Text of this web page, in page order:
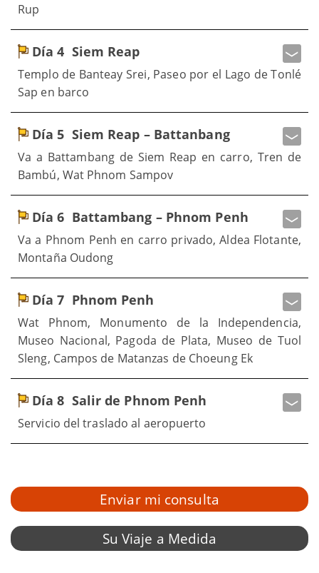
Rup
Día 4 Siem Reap
Templo de Banteay Srei, Paseo por el Lago de Tonlé
Sap en barco
Día 5 Siem Reap – Battanbang
Va a Battambang de Siem Reap en carro, Tren de
Bambú, Wat Phnom Sampov
Día 6 Battambang – Phnom Penh
Va a Phnom Penh en carro privado, Aldea Flotante,
Montaña Oudong
Día 7 Phnom Penh
Wat Phnom, Monumento de la Independencia,
Museo Nacional, Pagoda de Plata, Museo de Tuol
Sleng, Campos de Matanzas de Choeung Ek
Día 8 Salir de Phnom Penh
Servicio del traslado al aeropuerto
Enviar mi consulta
Su Viaje a Medida